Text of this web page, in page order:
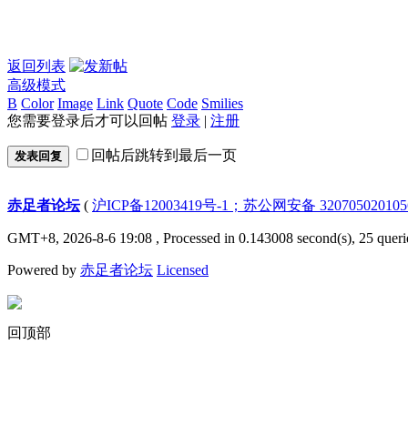
返回列表
高级模式
B Color Image Link Quote Code Smilies
您需要登录后才可以回帖 登录 | 注册
发表回复 回帖后跳转到最后一页
赤足者论坛( 沪ICP备12003419号-1；苏公网安备
GMT+8, 2026-8-6 19:08 , Processed in 0.143008 second(s), 25
Powered by 赤足者论坛 Licensed
回顶部